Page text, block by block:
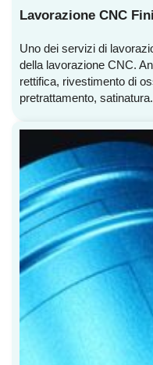
Lavorazione CNC
Uno dei servizi di
della lavorazione CNC.
rettifica, rivestimento di
pretrattamento,